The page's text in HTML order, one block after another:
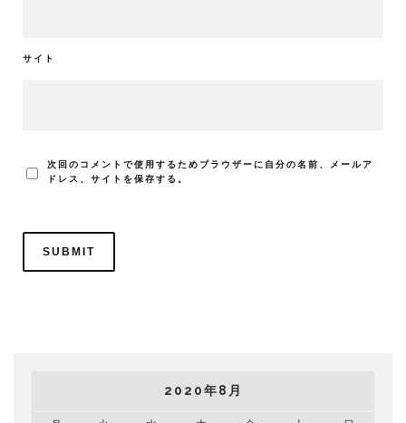
サイト
次回のコメントで使用するためブラウザーに自分の名前、メールア
ドレス、サイトを保存する。
2020年8月